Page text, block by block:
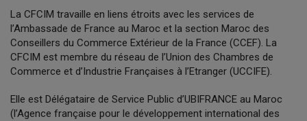
La CFCIM travaille en liens étroits avec les services de
l’Ambassade de France au Maroc et la section Maroc des
Conseillers du Commerce Extérieur de la France (CCEF). La
CFCIM est membre du réseau de l’Union des Chambres de
Commerce et d’Industrie Françaises à l’Etranger (UCCIFE).
Elle est Délégataire de Service Public d’UBIFRANCE au Maroc
(l’Agence française pour le développement international des